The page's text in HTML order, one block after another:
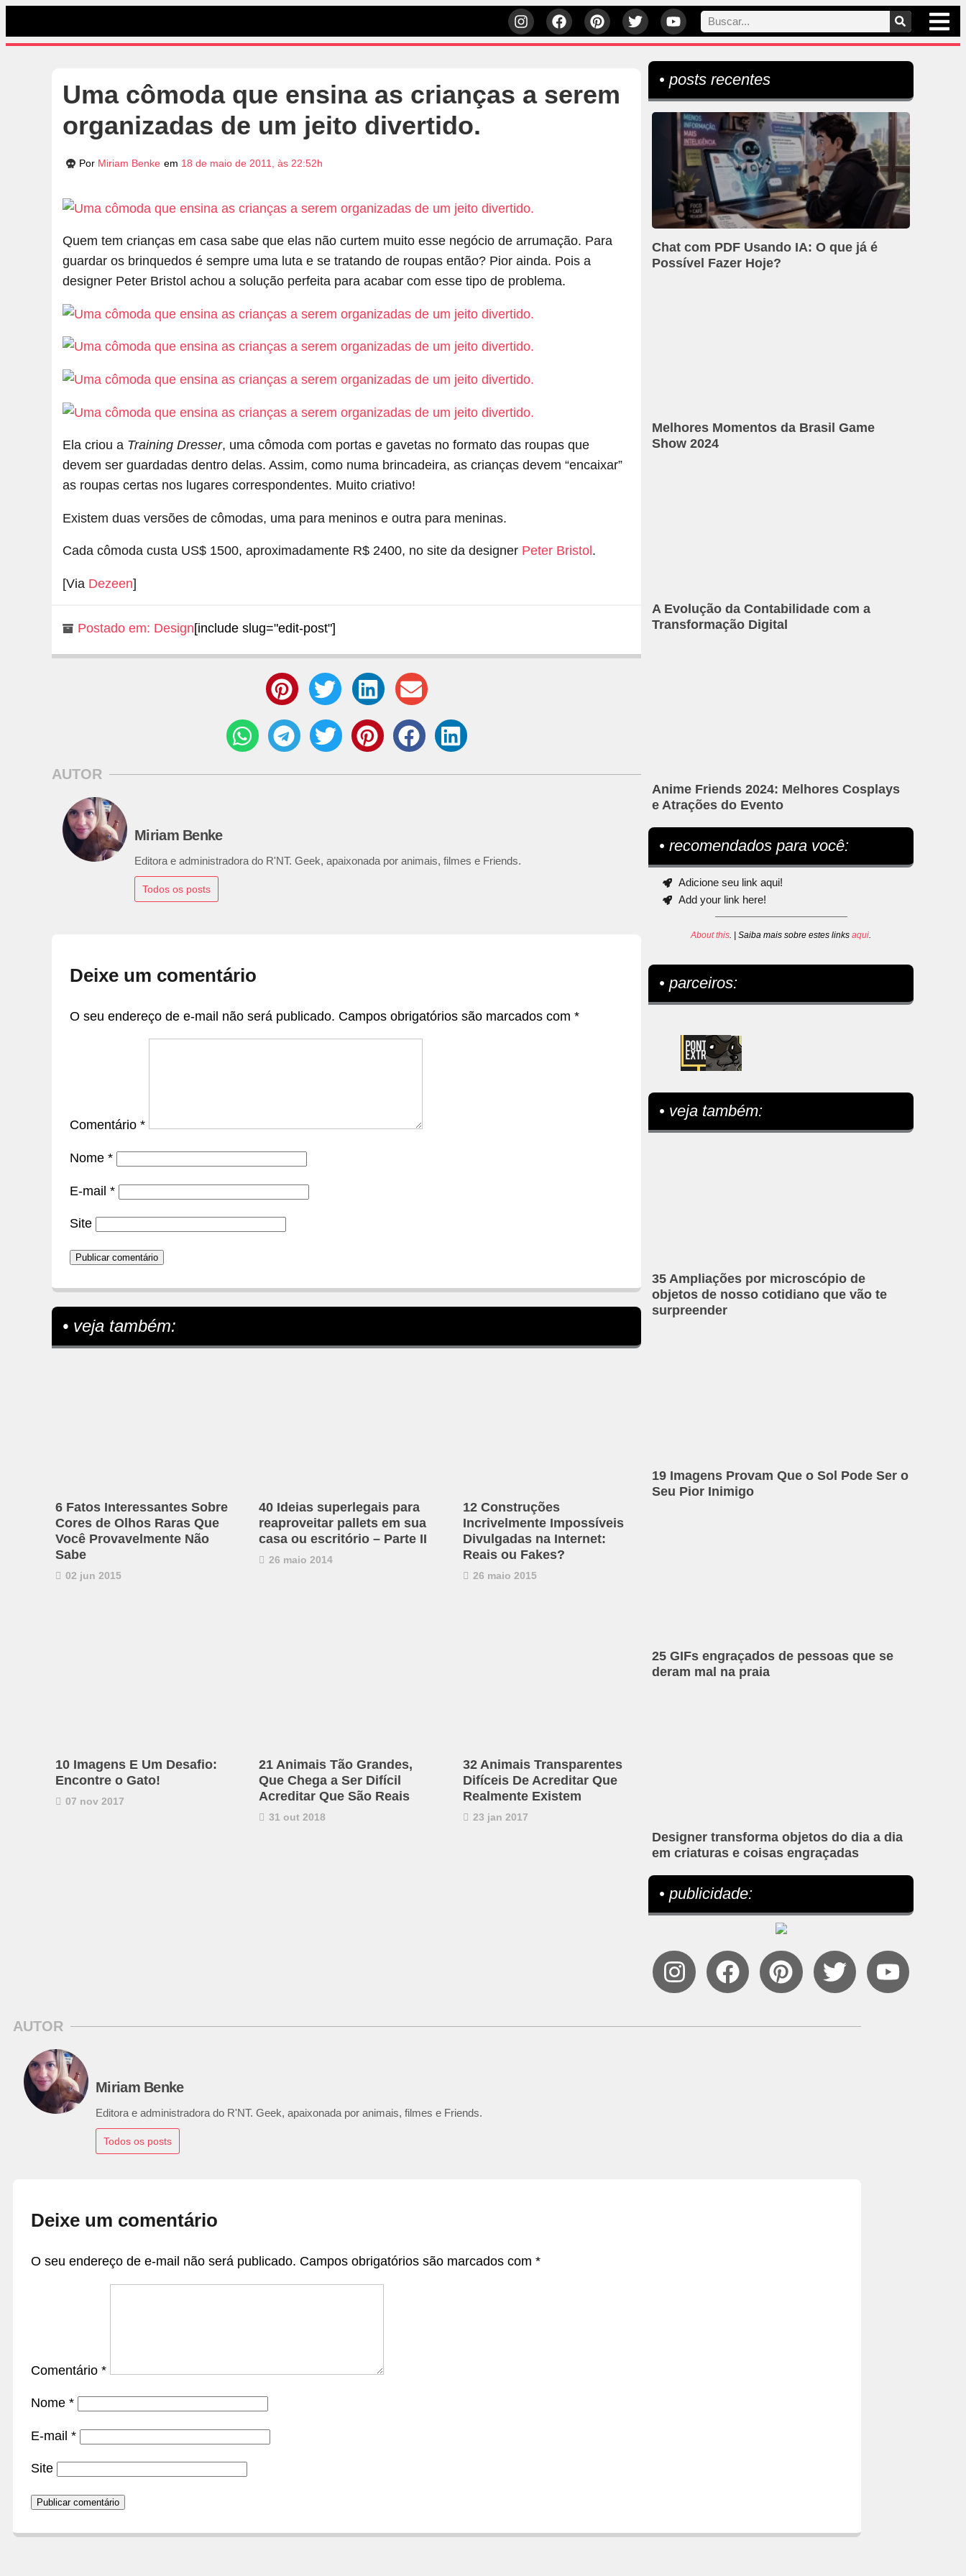
Uma cômoda que ensina as crianças a serem
organizadas de um jeito divertido.
Por Miriam Benke em 18 de maio de 2011, às 22:52h
Quem tem crianças em casa sabe que elas não curtem muito esse negócio de arrumação. Para
guardar os brinquedos é sempre uma luta e se tratando de roupas então? Pior ainda. Pois a
designer Peter Bristol achou a solução perfeita para acabar com esse tipo de problema.
Ela criou a Training Dresser, uma cômoda com portas e gavetas no formato das roupas que
devem ser guardadas dentro delas. Assim, como numa brincadeira, as crianças devem “encaixar”
as roupas certas nos lugares correspondentes. Muito criativo!
Existem duas versões de cômodas, uma para meninos e outra para meninas.
Cada cômoda custa US$ 1500, aproximadamente R$ 2400, no site da designer Peter Bristol .
[Via Dezeen]
Postado em: Design[include slug="edit-post"]
AUTOR
Miriam Benke
Editora e administradora do R'NT. Geek, apaixonada por animais, filmes e Friends.
Todos os posts
Deixe um comentário
O seu endereço de e-mail não será publicado. Campos obrigatórios são marcados com *
Comentário *
Nome *
E-mail *
Site
• veja também:
6 Fatos Interessantes Sobre
Cores de Olhos Raras Que
Você Provavelmente Não
Sabe
02 jun 2015
40 Ideias superlegais para
reaproveitar pallets em sua
casa ou escritório – Parte II
26 maio 2014
12 Construções
Incrivelmente Impossíveis
Divulgadas na Internet:
Reais ou Fakes?
26 maio 2015
10 Imagens E Um Desafio:
Encontre o Gato!
07 nov 2017
21 Animais Tão Grandes,
Que Chega a Ser Difícil
Acreditar Que São Reais
31 out 2018
32 Animais Transparentes
Difíceis De Acreditar Que
Realmente Existem
23 jan 2017
• posts recentes
Chat com PDF Usando IA: O que já é
Possível Fazer Hoje?
Melhores Momentos da Brasil Game
Show 2024
A Evolução da Contabilidade com a
Transformação Digital
Anime Friends 2024: Melhores Cosplays
e Atrações do Evento
• recomendados para você:
Adicione seu link aqui!
Add your link here!
About this. | Saiba mais sobre estes linksaqui.
• parceiros:
• veja também:
35 Ampliações por microscópio de
objetos de nosso cotidiano que vão te
surpreender
19 Imagens Provam Que o Sol Pode Ser o
Seu Pior Inimigo
25 GIFs engraçados de pessoas que se
deram mal na praia
Designer transforma objetos do dia a dia
em criaturas e coisas engraçadas
• publicidade:
AUTOR
Miriam Benke
Editora e administradora do R'NT. Geek, apaixonada por animais, filmes e Friends.
Todos os posts
Deixe um comentário
O seu endereço de e-mail não será publicado. Campos obrigatórios são marcados com *
Comentário *
Nome *
E-mail *
Site